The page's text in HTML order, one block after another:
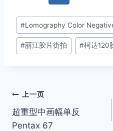
文
章
标
#Lomography Color
#丽江胶片街拍 #柯达120
文
章
上一页
超重型中画幅单反
Pentax 67